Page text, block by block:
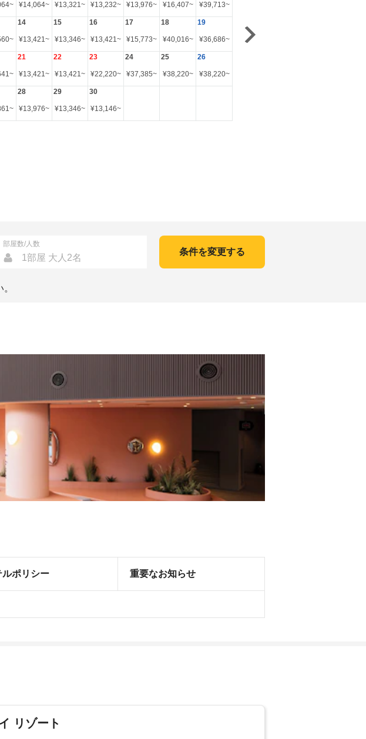
~ ¥14,064~ ¥13,321~ ¥13,232~ ¥13,976~ ¥16,407~ ¥39,713~
~
14
¥13,421~
15
¥13,346~
16
¥13,421~
17
¥15,773~
18
¥40,016~
19
¥36,686~
~
21
¥13,421~
22
¥13,421~
23
¥22,220~
24
¥37,385~
25
¥38,220~
26
¥38,220~
~
28
¥13,976~
29
¥13,346~
30
¥13,146~
部屋数/人数
1部屋 大人2名
条件を変更する
ルポリシー 重要なお知らせ
リゾート